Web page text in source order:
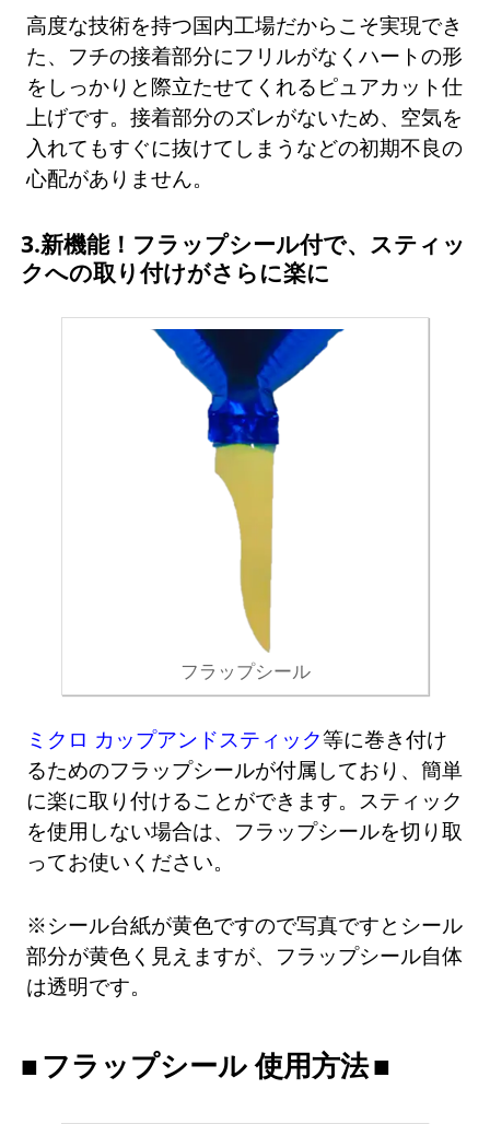
高度な技術を持つ国内工場だからこそ実現でき
た、フチの接着部分にフリルがなくハートの形
をしっかりと際立たせてくれるピュアカット仕
上げです。接着部分のズレがないため、空気を
入れてもすぐに抜けてしまうなどの初期不良の
心配がありません。
3.新機能！フラップシール付で、スティッ
クへの取り付けがさらに楽に
フラップシール
ミクロ カップアンドスティック等に巻き付け
るためのフラップシールが付属しており、簡単
に楽に取り付けることができます。スティック
を使用しない場合は、フラップシールを切り取
ってお使いください。
※シール台紙が黄色ですので写真ですとシール
部分が黄色く見えますが、フラップシール自体
は透明です。
フラップシール 使用方法